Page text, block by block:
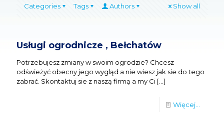
Categories Tags Authors Show all
Usługi ogrodnicze , Bełchatów
Potrzebujesz zmiany w swoim ogrodzie? Chcesz
odświeżyć obecny jego wygląd a nie wiesz jak sie do tego
zabrać. Skontaktuj sie z naszą firmą a my Ci […]
Więcej...